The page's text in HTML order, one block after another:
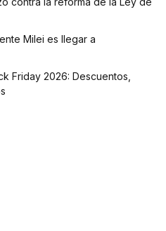
Milei es llegar a
Friday 2026: Descuentos,